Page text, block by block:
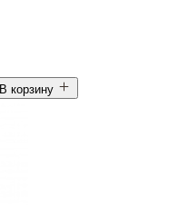
В корзину